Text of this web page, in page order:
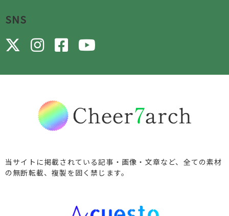
SNS
当サイトに掲載されている記事・画像・文章など、全ての素材
の無断転載、複製を固く禁じます。